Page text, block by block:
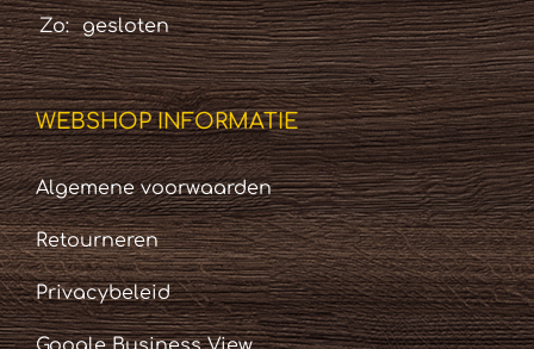
Zo:
gesloten
WEBSHOP INFORMATIE
Algemene voorwaarden
Retourneren
Privacybeleid